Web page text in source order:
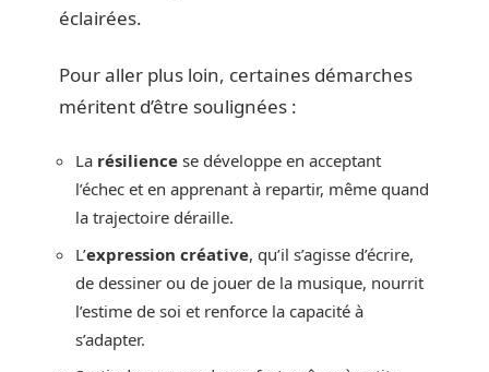
éclairées.
Pour aller plus loin, certaines démarches
méritent d’être soulignées :
La résilience se développe en acceptant
l’échec et en apprenant à repartir, même quand
la trajectoire déraille.
L’expression créative, qu’il s’agisse d’écrire,
de dessiner ou de jouer de la musique, nourrit
l’estime de soi et renforce la capacité à
s’adapter.